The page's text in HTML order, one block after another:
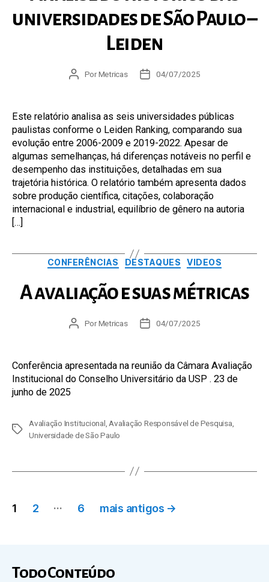
universidades de São Paulo –
Leiden
AutorPorMetricas
Data04/07/2025
Este relatório analisa as seis universidades públicas
paulistas conforme o Leiden Ranking, comparando sua
evolução entre 2006-2009 e 2019-2022. Apesar de
algumas semelhanças, há diferenças notáveis no perfil e
desempenho das instituições, detalhadas em sua
trajetória histórica. O relatório também apresenta dados
sobre produção científica, citações, colaboração
internacional e industrial, equilíbrio de gênero na autoria
[…]
Categorias
CONFERÊNCIAS DESTAQUES VIDEOS
A avaliação e suas métricas
AutorPorMetricas
Data04/07/2025
Conferência apresentada na reunião da Câmara Avaliação
Institucional do Conselho Universitário da USP . 23 de
junho de 2025
Tags
Avaliação Institucional Avaliação Responsável de Pesquisa
Universidade de São Paulo
Paginação
1 2 … 6 mais antigos →
Todo Conteúdo